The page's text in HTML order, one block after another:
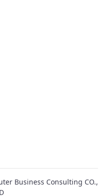
Business Consulting CO.,